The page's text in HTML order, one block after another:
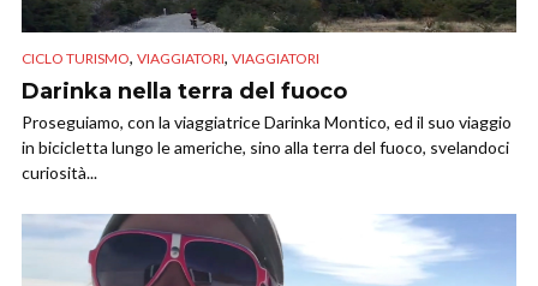
CICLO TURISMO, VIAGGIATORI, VIAGGIATORI
Darinka nella terra del fuoco
Proseguiamo, con la viaggiatrice Darinka Montico, ed il suo viaggio
in bicicletta lungo le americhe, sino alla terra del fuoco, svelandoci
curiosità...